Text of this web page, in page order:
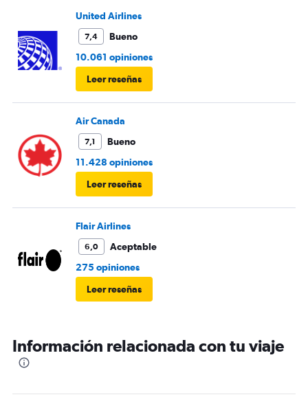
United Airlines
7,4
Bueno
10.061 opiniones
Leer reseñas
Air Canada
7,1
Bueno
11.428 opiniones
Leer reseñas
Flair Airlines
6,0
Aceptable
275 opiniones
Leer reseñas
Información relacionada con tu viaje